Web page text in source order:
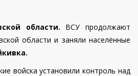
области.
ВСУ продолжают
области и заняли населённые
войска установили контроль над